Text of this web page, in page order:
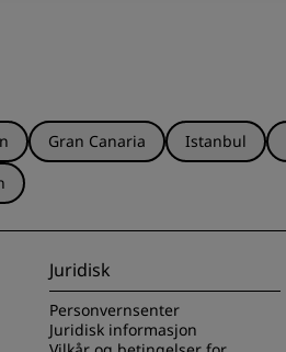
Gran Canaria Istanbul
Juridisk
Personvernsenter
Juridisk informasjon